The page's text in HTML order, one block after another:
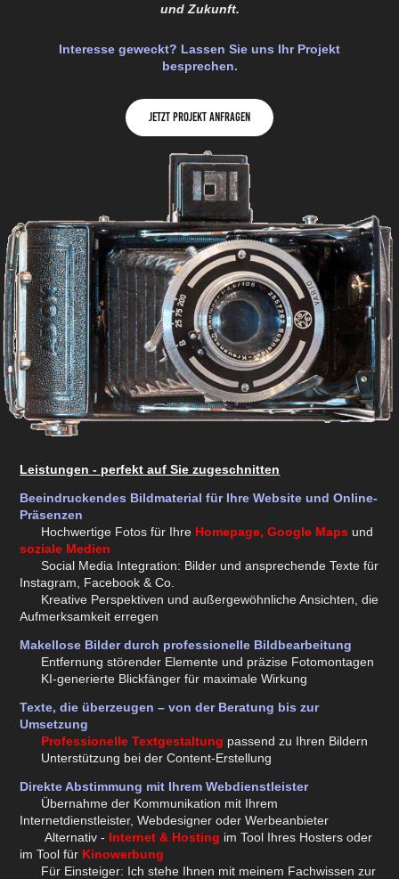
und Zukunft.
Interesse geweckt? Lassen Sie uns Ihr Projekt
besprechen.
Jetzt Projekt anfragen
Leistungen - perfekt auf Sie zugeschnitten
Beeindruckendes Bildmaterial für Ihre Website und Online-
Präsenzen
Hochwertige Fotos für Ihre Homepage, Google Maps und
soziale Medien
Social Media Integration: Bilder und ansprechende Texte für
Instagram, Facebook & Co.
Kreative Perspektiven und außergewöhnliche Ansichten, die
Aufmerksamkeit erregen
Makellose Bilder durch professionelle Bildbearbeitung
Entfernung störender Elemente und präzise Fotomontagen
KI-generierte Blickfänger für maximale Wirkung
Texte, die überzeugen – von der Beratung bis zur
Umsetzung
Professionelle Textgestaltung passend zu Ihren Bildern
Unterstützung bei der Content-Erstellung
Direkte Abstimmung mit Ihrem Webdienstleister
Übernahme der Kommunikation mit Ihrem
Internetdienstleister, Webdesigner oder Werbeanbieter
Alternativ - Internet & Hosting im Tool Ihres Hosters oder
im Tool für Kinowerbung
Für Einsteiger: Ich stehe Ihnen mit meinem Fachwissen zur